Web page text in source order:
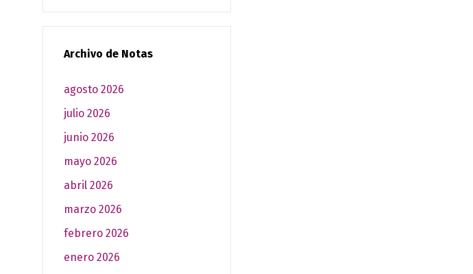
Archivo de Notas
agosto 2026
julio 2026
junio 2026
mayo 2026
abril 2026
marzo 2026
febrero 2026
enero 2026